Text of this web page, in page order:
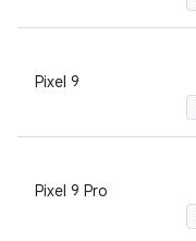
Pixel 9
Pixel 9 Pro